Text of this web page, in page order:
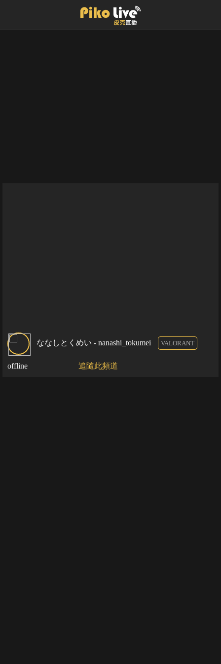
ななしとくめい - nanashi_tokumei VALORANT
offline 追隨此頻道